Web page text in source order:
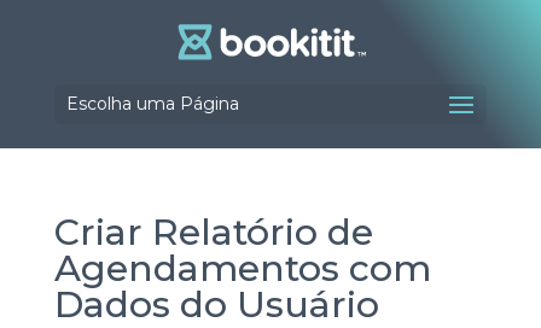
Escolha uma Página
Criar Relatório de
Agendamentos com
Dados do Usuário